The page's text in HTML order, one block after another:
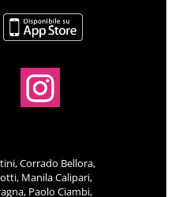
Corrado Bellora,
Manila Calipari,
Paolo Ciambi,